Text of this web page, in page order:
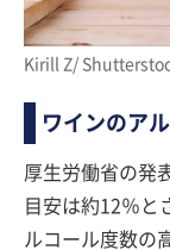
Kirill Z/
ワインのア
厚生労働省の発
目安は約12％と
ルコール度数の